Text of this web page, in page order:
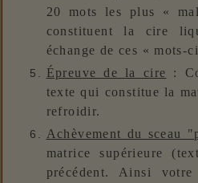
20 mots les plus «
constituent la cire
échange de ces « mots-
Épreuve de la cire :
texte qui constitue la
refroidir.
Achèvement du sceau
matrice supérieure
précédent. Ainsi